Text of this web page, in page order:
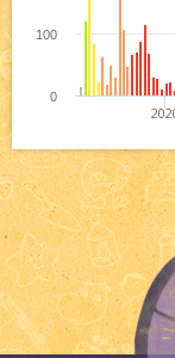
0
100